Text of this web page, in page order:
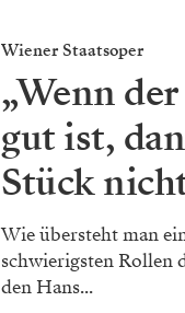
Wiener Staatsoper
„Wenn
gut ist,
Stück
Wie übersteht man
schwierigsten Rollen
den Hans...